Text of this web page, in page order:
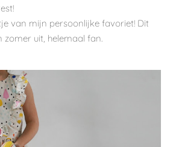
van mijn persoonlijke favoriet! Dit
uit, helemaal fan.